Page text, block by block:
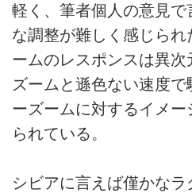
軽く、筆者個人の意見
な調整が難しく感じら
ームのレスポンスは異
ズームと遜色ない速度
ーズームに対するイメー
られている。
シビアに言えば僅かな